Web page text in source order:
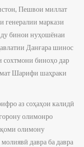
Пешвои миллат
маркази
бинои нуҳошёнаи
Данғара шинос
биноҳо дар
Шарифи шаҳраки
аз соҳаҳои калидӣ
олимонро
олимону
давра ба давра